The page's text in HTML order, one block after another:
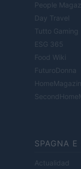
People
Day Travel
Tutto Gaming
ESG 365
Food Wiki
FuturoDonna
SPAGNA
Actualidad